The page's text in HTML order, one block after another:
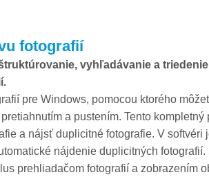
fotografií
vyhľadávanie a
pre Windows, pomocou ktorého
a pustením. Tento
a nájsť duplicitné fotografie. V
nájdenie duplicitných
prehliadačom fotografií a zobrazením